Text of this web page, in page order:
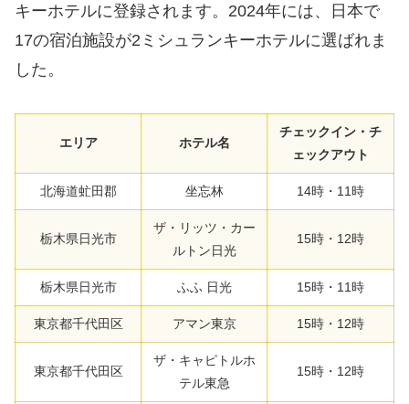
キーホテルに登録されます。2024年には、日本で
17の宿泊施設が2ミシュランキーホテルに選ばれま
した。
エリア ホテル名
チェックイン・チ
ェックアウト
北海道虻田郡 坐忘林 14時・11時
栃木県日光市
ザ・リッツ・カー
ルトン日光
15時・12時
栃木県日光市 ふふ 日光 15時・11時
東京都千代田区 アマン東京 15時・12時
東京都千代田区
ザ・キャピトルホ
テル東急
15時・12時